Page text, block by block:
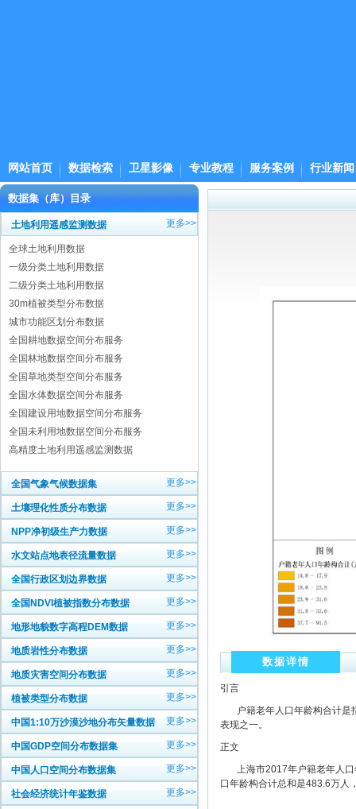
网站首页 数据检索 卫星影像 专业教程 服务案例 行业新闻
数据集（库）目录
土地利用遥感监测数据 更多>>
全球土地利用数据
一级分类土地利用数据
二级分类土地利用数据
30m植被类型分布数据
城市功能区划分布数据
全国耕地数据空间分布服务
全国林地数据空间分布服务
全国草地类型空间分布服务
全国水体数据空间分布服务
全国建设用地数据空间分布服务
全国未利用地数据空间分布服务
高精度土地利用遥感监测数据
全国气象气候数据集 更多>>
土壤理化性质分布数据 更多>>
NPP净初级生产力数据 更多>>
水文站点地表径流量数据 更多>>
全国行政区划边界数据 更多>>
全国NDVI植被指数分布数据 更多>>
地形地貌数字高程DEM数据 更多>>
地质岩性分布数据 更多>>
地质灾害空间分布数据 更多>>
植被类型分布数据 更多>>
中国1:10万沙漠沙地分布矢量数据 更多>>
中国GDP空间分布数据集 更多>>
中国人口空间分布数据集 更多>>
社会经济统计年鉴数据 更多>>
数据详情
引言
户籍老年人口年龄构合计是
表现之一。
正文
上海市2017年户籍老年人口
口年龄构合计总和是483.6万人